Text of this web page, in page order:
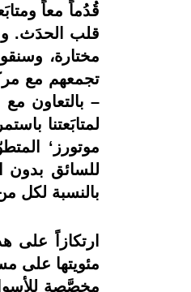
قُدُماً معاً
قلب الحدَث.
مختارة،
تجمعهم مع
– بالتعاون
لمتابَعتنا
موتورز‘
للسائق بدون
بالنسبة لكل
ارتكازاً على
مئويتها على
مخصَّصة